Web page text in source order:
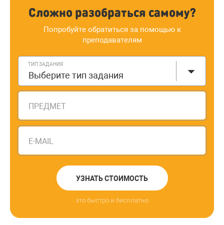
Сложно разобраться самому?
Попробуйте обратиться за помощью к
преподавателям
ТИП ЗАДАНИЯ
Выберите тип задания
ПРЕДМЕТ
E-MAIL
УЗНАТЬ СТОИМОСТЬ
это быстро и бесплатно